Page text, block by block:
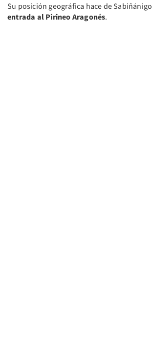
Su posición geográfica hace de Sabiñánigo
entrada al Pirineo Aragonés.